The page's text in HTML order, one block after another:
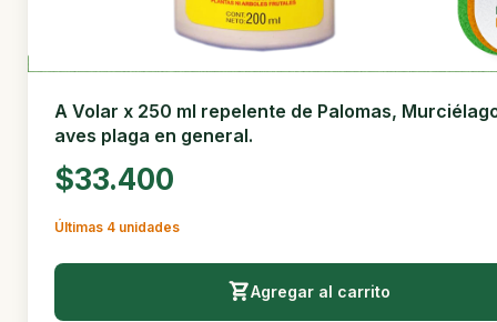
A Volar x 250 ml repelente de Palomas,
aves plaga en general.
$33.400
Últimas 4 unidades
Agregar al carrito